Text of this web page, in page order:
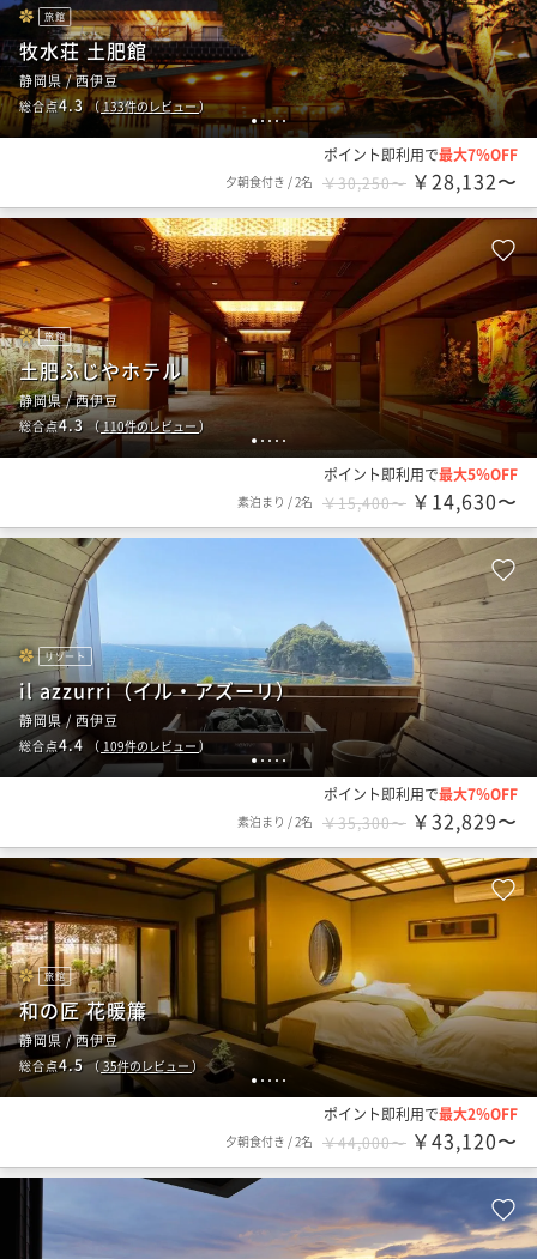
12345
旅館
牧水荘 土肥館
静岡県 / 西伊豆
総合点4.3（133件のレビュー）
ポイント即利用で最大7％OFF
夕朝食付き /2名 ￥30,250〜 ￥28,132〜
1 2 3 4 5
旅館
土肥ふじやホテル
静岡県 / 西伊豆
総合点4.3 （110件のレビュー）
ポイント即利用で最大5％OFF
素泊まり /2名 ￥15,400〜 ￥14,630〜
12345
リゾート
il azzurri（イル・アズーリ）
静岡県 / 西伊豆
総合点4.4 （ 109件のレビュー ）
ポイント即利用で最大7％OFF
素泊まり /2名 ￥35,300〜 ￥32,829〜
1 2 3 4 5
旅館
和の匠 花暖簾
静岡県 / 西伊豆
総合点4.5（35件のレビュー）
ポイント即利用で最大2％OFF
夕朝食付き /2名 ￥44,000〜 ￥43,120〜